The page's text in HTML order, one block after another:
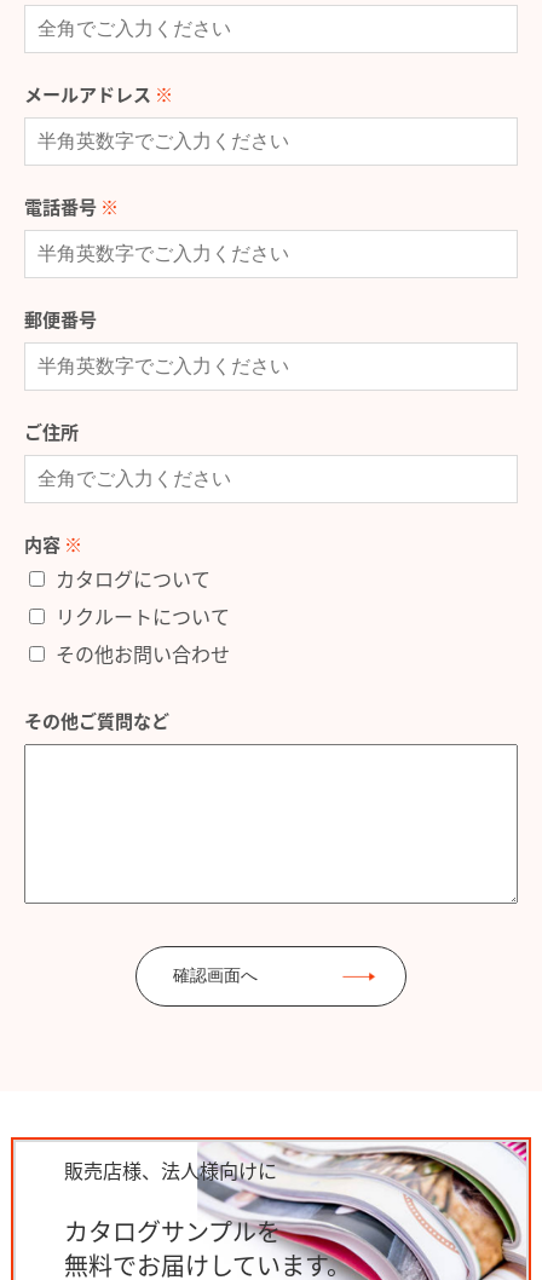
メールアドレス ※
電話番号 ※
郵便番号
ご住所
内容 ※
カタログについて
リクルートについて
その他お問い合わせ
その他ご質問など
確認画面へ
販売店様、法人様向けに
カタログサンプルを
無料でお届けしています。